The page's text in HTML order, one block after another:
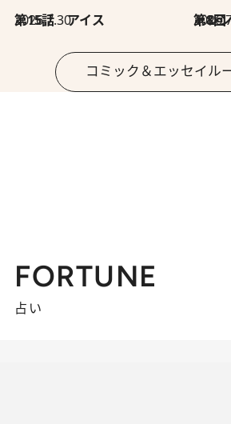
2026.7.30
第15話 アイス 第8回「同人
コミック＆エッセイル
FORTUNE
占い